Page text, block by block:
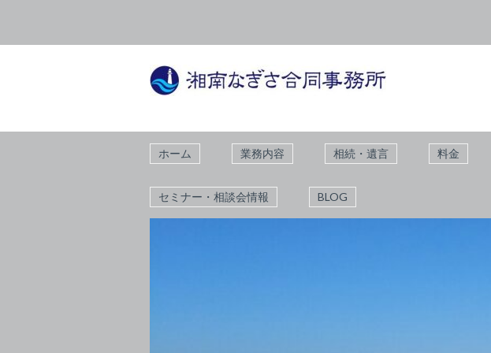
ホーム 業務内容 相続・遺言 料金
セミナー・相談会情報 BLOG